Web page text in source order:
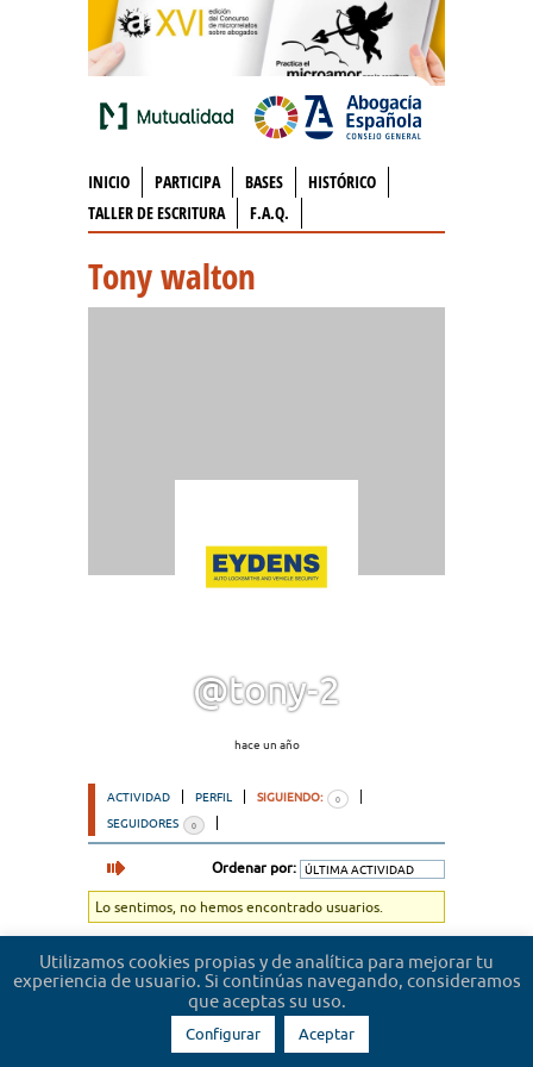
INICIO PARTICIPA BASES
HISTÓRICO
TALLER DE ESCRITURA
F.A.Q.
Tony walton
@tony-2
hace un año
ACTIVIDAD PERFIL SIGUIENDO: 0
SEGUIDORES 0
Ordenar por:
Lo sentimos, no hemos encontrado usuarios.
Utilizamos cookies propias y de analítica para mejorar tu
experiencia de usuario. Si continúas navegando, consideramos
que aceptas su uso.
Configurar Aceptar